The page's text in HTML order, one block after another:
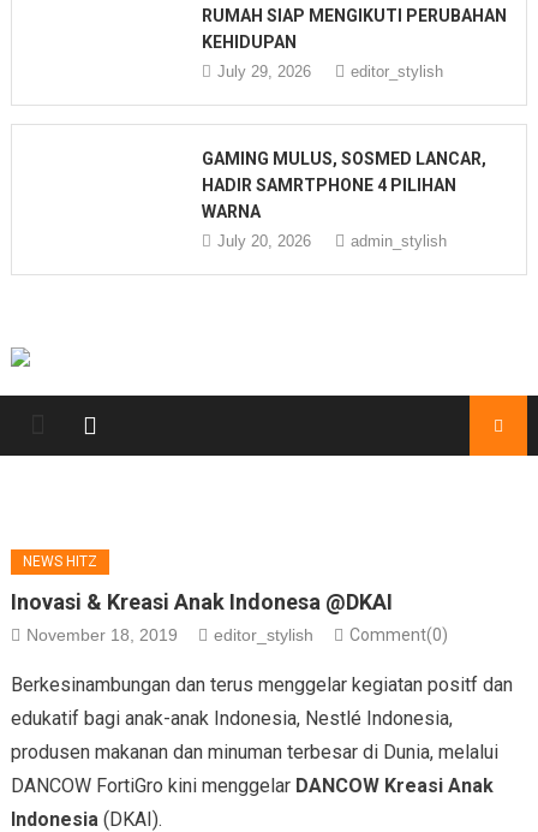
RUMAH SIAP MENGIKUTI PERUBAHAN
KEHIDUPAN
July 29, 2026 editor_stylish
GAMING MULUS, SOSMED LANCAR,
HADIR SAMRTPHONE 4 PILIHAN
WARNA
July 20, 2026 admin_stylish
NEWS HITZ
Inovasi & Kreasi Anak Indonesa @DKAI
November 18, 2019 editor_stylish Comment(0)
Berkesinambungan dan terus menggelar kegiatan positf dan
edukatif bagi anak-anak Indonesia, Nestlé Indonesia,
produsen makanan dan minuman terbesar di Dunia, melalui
DANCOW FortiGro kini menggelar DANCOW Kreasi Anak
Indonesia(DKAI).